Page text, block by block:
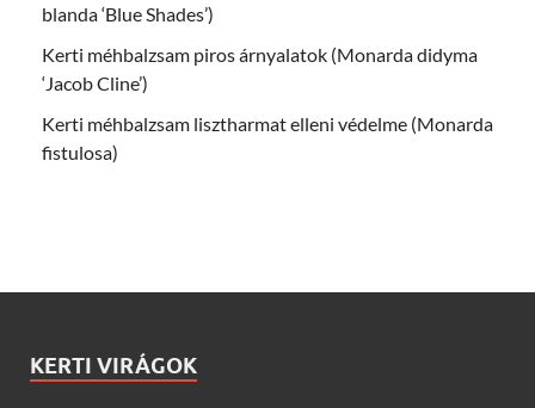
blanda ‘Blue Shades’)
Kerti méhbalzsam piros árnyalatok (Monarda didyma
‘Jacob Cline’)
Kerti méhbalzsam lisztharmat elleni védelme (Monarda
fistulosa)
KERTI VIRÁGOK